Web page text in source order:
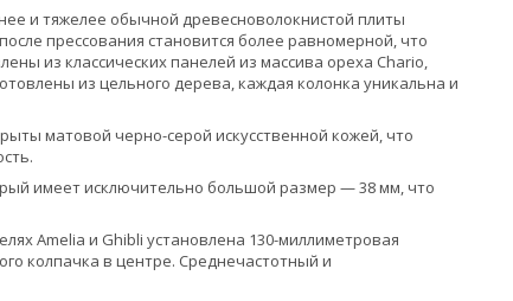
и тяжелее обычной древесноволокнистой плиты
прессования становится более равномерной, что
из классических панелей из массива ореха Chario,
из цельного дерева, каждая колонка уникальна и
матовой черно-серой искусственной кожей, что
имеет исключительно большой размер — 38 мм, что
Amelia и Ghibli установлена ​​130-миллиметровая
колпачка в центре. Среднечастотный и